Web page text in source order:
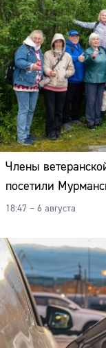
Члены
посетили
18:47 – 6 августа